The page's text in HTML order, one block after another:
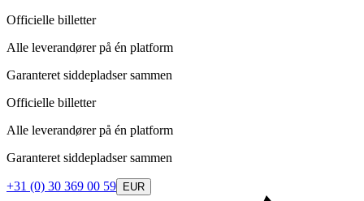
Officielle billetter
Alle leverandører på én platform
Garanteret siddepladser sammen
Officielle billetter
Alle leverandører på én platform
Garanteret siddepladser sammen
+31 (0) 30 369 00 59 EUR